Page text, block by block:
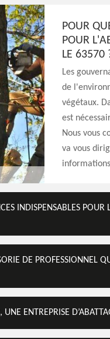
POUR
POUR
LE 63570
Les
de
végétaux.
est
Nous vous
va vous
INDISPENSABLES
DE PROFESSIONNEL
ENTREPRISE